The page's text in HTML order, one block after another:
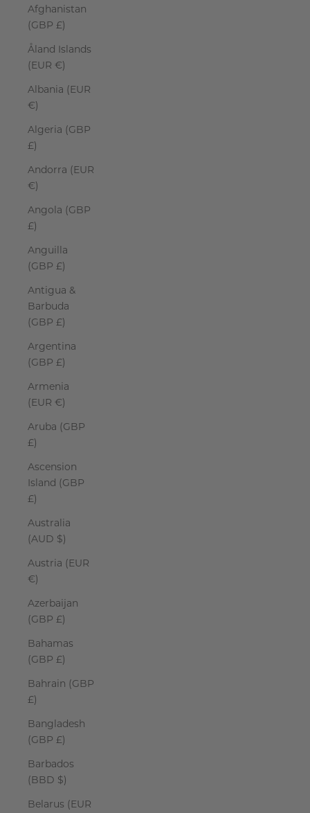
Afghanistan
(GBP £)
Åland Islands
(EUR €)
Albania (EUR
€)
Algeria (GBP
£)
Andorra (EUR
€)
Angola (GBP
£)
Anguilla
(GBP £)
Antigua &
Barbuda
(GBP £)
Argentina
(GBP £)
Armenia
(EUR €)
Aruba (GBP
£)
Ascension
Island (GBP
£)
Australia
(AUD $)
Austria (EUR
€)
Azerbaijan
(GBP £)
Bahamas
(GBP £)
Bahrain (GBP
£)
Bangladesh
(GBP £)
Barbados
(BBD $)
Belarus (EUR